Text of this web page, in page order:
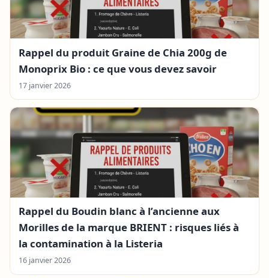
Rappel du produit Graine de Chia 200g de
Monoprix Bio : ce que vous devez savoir
17 janvier 2026
Rappel du Boudin blanc à l’ancienne aux
Morilles de la marque BRIENT : risques liés à
la contamination à la Listeria
16 janvier 2026